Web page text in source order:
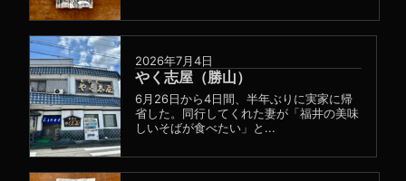
2026年7月4日
やく志屋（勝山）
6月26日から4日間、半年ぶりに実家に帰
省した。同行してくれた妻が「福井の美味
しいそばが食べたい」と...